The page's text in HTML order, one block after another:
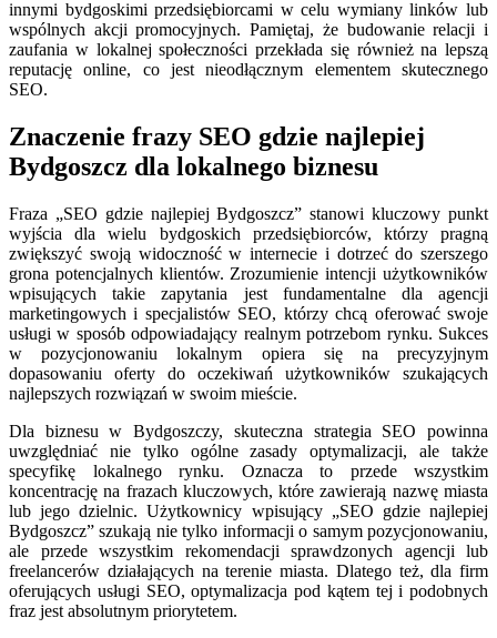
innymi bydgoskimi przedsiębiorcami w celu wymiany linków lub
wspólnych akcji promocyjnych. Pamiętaj, że budowanie relacji i
zaufania w lokalnej społeczności przekłada się również na lepszą
reputację online, co jest nieodłącznym elementem skutecznego
SEO.
Znaczenie frazy SEO gdzie najlepiej
Bydgoszcz dla lokalnego biznesu
Fraza „SEO gdzie najlepiej Bydgoszcz” stanowi kluczowy punkt
wyjścia dla wielu bydgoskich przedsiębiorców, którzy pragną
zwiększyć swoją widoczność w internecie i dotrzeć do szerszego
grona potencjalnych klientów. Zrozumienie intencji użytkowników
wpisujących takie zapytania jest fundamentalne dla agencji
marketingowych i specjalistów SEO, którzy chcą oferować swoje
usługi w sposób odpowiadający realnym potrzebom rynku. Sukces
w pozycjonowaniu lokalnym opiera się na precyzyjnym
dopasowaniu oferty do oczekiwań użytkowników szukających
najlepszych rozwiązań w swoim mieście.
Dla biznesu w Bydgoszczy, skuteczna strategia SEO powinna
uwzględniać nie tylko ogólne zasady optymalizacji, ale także
specyfikę lokalnego rynku. Oznacza to przede wszystkim
koncentrację na frazach kluczowych, które zawierają nazwę miasta
lub jego dzielnic. Użytkownicy wpisujący „SEO gdzie najlepiej
Bydgoszcz” szukają nie tylko informacji o samym pozycjonowaniu,
ale przede wszystkim rekomendacji sprawdzonych agencji lub
freelancerów działających na terenie miasta. Dlatego też, dla firm
oferujących usługi SEO, optymalizacja pod kątem tej i podobnych
fraz jest absolutnym priorytetem.